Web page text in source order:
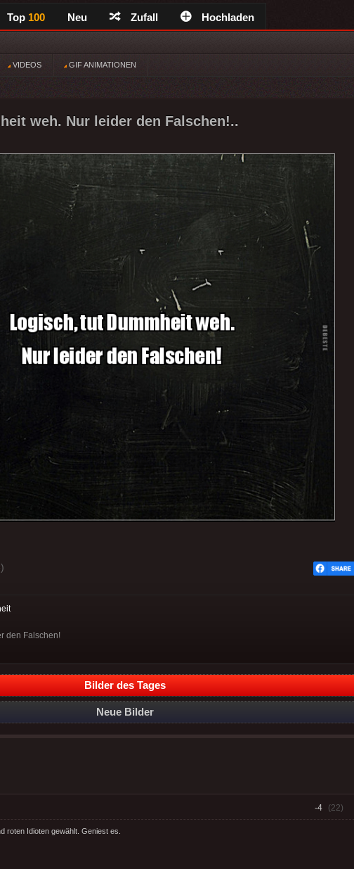
Top 100 Neu Zufall Hochladen
VIDEOS GIF ANIMATIONEN
weh. Nur leider den Falschen!..
den Falschen!
Bilder des Tages
Neue Bilder
-4 (22)
roten Idioten gewählt. Geniest es.